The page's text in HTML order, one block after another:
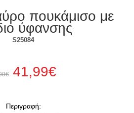
πουκάμισο με
ύφανσης
S25084
41,99€
Περιγραφή: